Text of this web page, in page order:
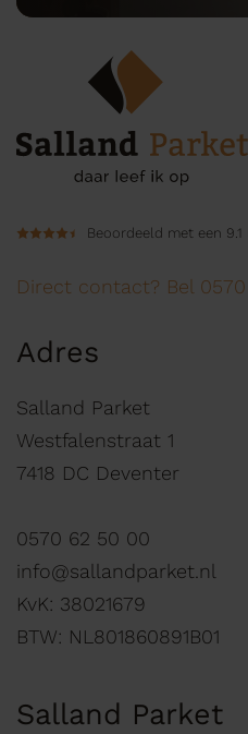
Beoordeeld met een
Direct contact? Bel
Adres
Salland Parket
Westfalenstraat 1
7418 DC Deventer
0570 62 50 00
info@sallandparket.nl
KvK: 38021679
BTW: NL801860891B01
Salland Parket